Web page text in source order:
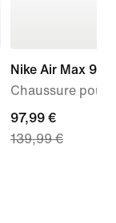
Nike Air Max 95
Chaussure pour
current
price
97,99 €
139,99 €